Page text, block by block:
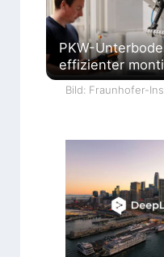
PKW-
effizienter
Bild: Fraunhofer-